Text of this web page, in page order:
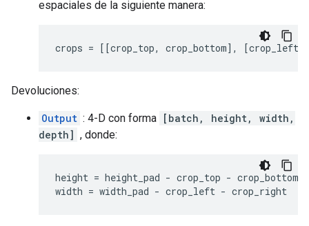
espaciales de la siguiente manera:
crops = [[crop_top, crop_bottom],
Devoluciones:
Output : 4-D con forma [batch, height, width,
depth] , donde:
height = height_pad - crop_top - crop_bottom
width = width_pad - crop_left - crop_right